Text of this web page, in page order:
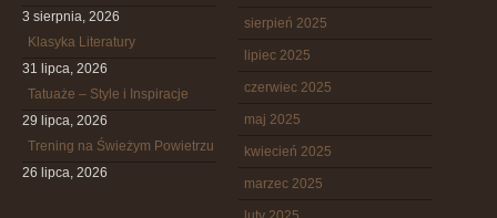
3 sierpnia, 2026
Klasyka Literatury
31 lipca, 2026
Tatuaże – Style i Inspiracje
29 lipca, 2026
Trening na Świeżym Powietrzu
26 lipca, 2026
sierpień 2025
lipiec 2025
czerwiec 2025
maj 2025
kwiecień 2025
marzec 2025